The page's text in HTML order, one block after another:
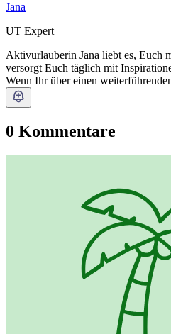
Jana
UT Expert
Aktivurlauberin Jana liebt es, Euch
versorgt Euch täglich mit
Wenn Ihr über einen
0 Kommentare